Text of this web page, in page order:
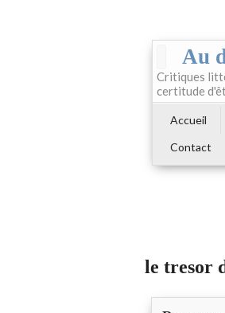
Au
Critiques
certitude
Accueil
Contact
le tresor